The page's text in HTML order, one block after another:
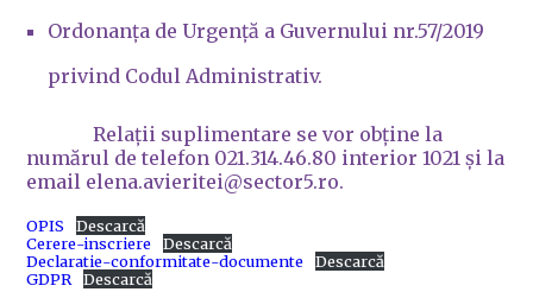
Ordonanța de Urgență a Guvernului nr.57/2019
privind Codul Administrativ.
Relații suplimentare se vor obține la
numărul de telefon 021.314.46.80 interior 1021 și la
email elena.avieritei@sector5.ro.
OPIS
Descarcă
Cerere-inscriere
Descarcă
Declaratie-conformitate-documente
Descarcă
GDPR Descarcă